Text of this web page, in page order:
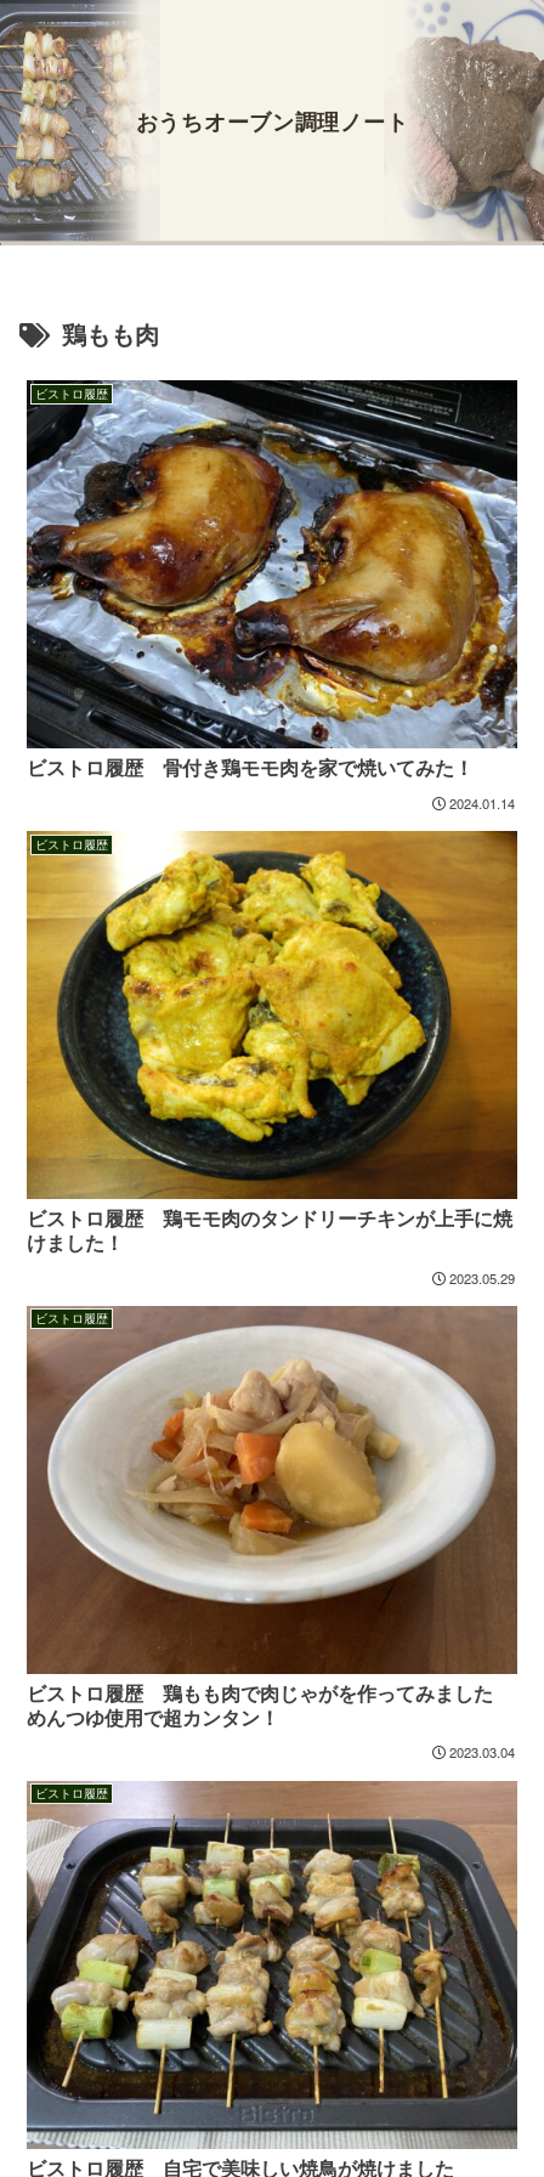
おうちオーブン調理ノート
鶏もも肉
ビストロ履歴
ビストロ履歴 骨付き鶏モモ肉を家で焼いてみた！
2024.01.14
ビストロ履歴
ビストロ履歴 鶏モモ肉のタンドリーチキンが上手に焼
けました！
2023.05.29
ビストロ履歴
ビストロ履歴 鶏もも肉で肉じゃがを作ってみました
めんつゆ使用で超カンタン！
2023.03.04
ビストロ履歴
ビストロ履歴 自宅で美味しい焼鳥が焼けました